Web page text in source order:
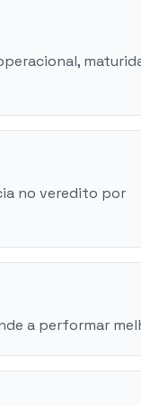
no veredito por
a performar